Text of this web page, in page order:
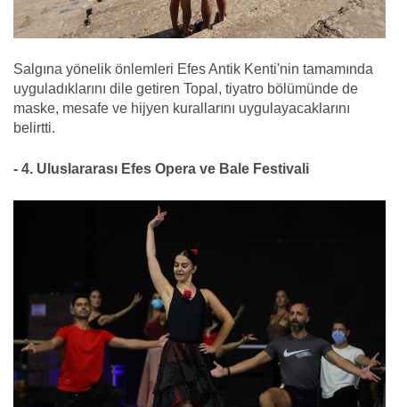
Salgına yönelik önlemleri Efes Antik Kenti'nin tamamında
uyguladıklarını dile getiren Topal, tiyatro bölümünde de
maske, mesafe ve hijyen kurallarını uygulayacaklarını
belirtti.
- 4. Uluslararası Efes Opera ve Bale Festivali